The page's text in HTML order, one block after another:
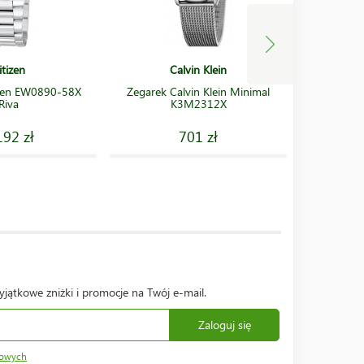
EW0890-58X
Riva
zł
Calvin Klein
Zegarek Calvin Klein Minimal
K3M2312X
701 zł
zniżki i promocje na Twój e-mail.
Zaloguj się